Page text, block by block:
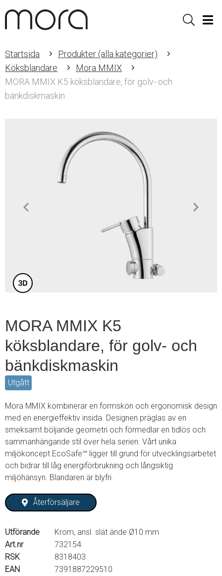
Sök
Startsida
Produkter (alla kategorier)
Köksblandare
Mora MMIX
MORA MMIX K5 köksblandare, för golv- och
bänkdiskmaskin
MORA MMIX K5
köksblandare, för golv- och
bänkdiskmaskin
Utgått
Mora MMIX kombinerar en formskön och ergonomisk design
med en energieffektiv insida. Designen präglas av en
smeksamt böljande geometri och förmedlar en tidlös och
sammanhängande stil över hela serien. Vårt unika
miljökoncept EcoSafe™ ligger till grund för utvecklingsarbetet
och bidrar till låg energiförbrukning och långsiktig
miljöhänsyn. Blandaren är blyfri.
Återförsäljare
Utförande
Krom, ansl. slät ände Ø10 mm
Art.nr
732154
RSK
8318403
EAN
7391887229510